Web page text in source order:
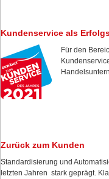
Kundenservice als
Für den
Zurück zum Kunden
Standardisierung und
letzten Jahren stark geprägt.